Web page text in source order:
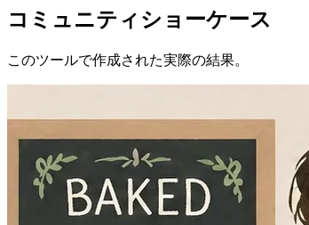
コミュニティショーケース
このツールで作成された実際の結果。